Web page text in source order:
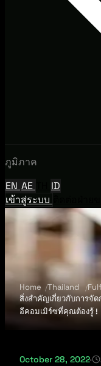
ภูมิภาค
EN AE
ID
เข้าสู่ระบบ
Home Thailand
สิ่งสำคัญเกี่ยวกับการจั
อีคอมเมิร์ซ​ที่คุณต้องรู้ !
October 28, 2022·